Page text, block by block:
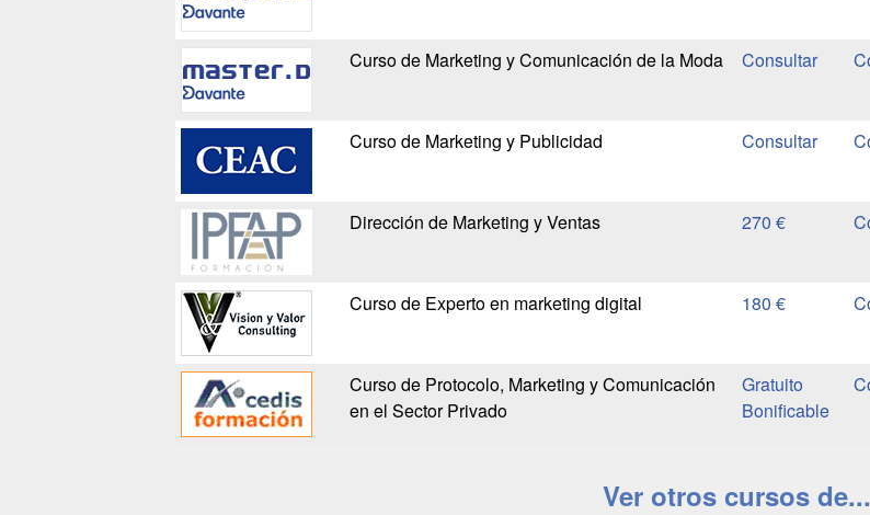
Curso de Marketing y Comunicación de la Moda
Curso de Marketing y Publicidad
Dirección de Marketing y Ventas 270 €
Curso de Experto en marketing digital 180 €
Curso de Protocolo, Marketing y Comunicación
en el Sector Privado
Gratuito
Bonificable
Ver otros cursos de...